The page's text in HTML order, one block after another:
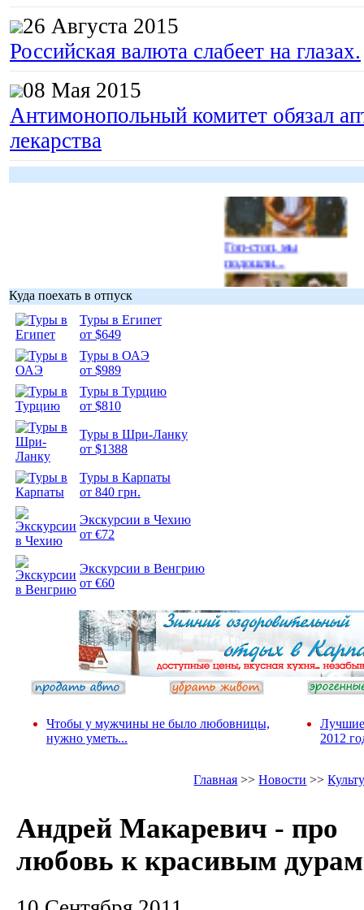
26 Августа 2015
Российская валюта слабеет на глазах.
08 Мая 2015
Антимонопольный комитет обязал
лекарства
Гоп-стоп, мы
подошли...
Куда поехать в отпуск
Туры в Египет
от $649
Туры в ОАЭ
от $989
Туры в Турцию
от $810
Туры в Шри-Ланку
от $1388
Туры в Карпаты
от 840 грн.
Экскурсии в Чехию
от €72
Экскурсии в Венгрию
от €60
Чтобы у мужчины не было любовницы,
нужно уметь...
Лучшие
2012
Главная >>Новости >>
Андрей Макаревич - про
любовь к красивым дурам